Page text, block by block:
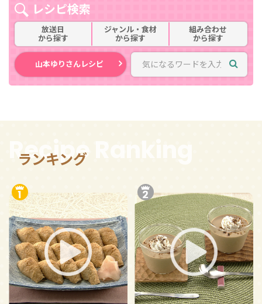
レシピ検索
放送日
から探す
ジャンル・食材
から探す
組み合わせ
から探す
山本ゆりさんレシピ
ランキング
Recipe Ranking